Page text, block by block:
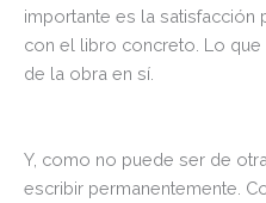
importante es la satisfacción
con el libro concreto. Lo
de la obra en sí.
Y, como no puede ser de
escribir permanentemente.